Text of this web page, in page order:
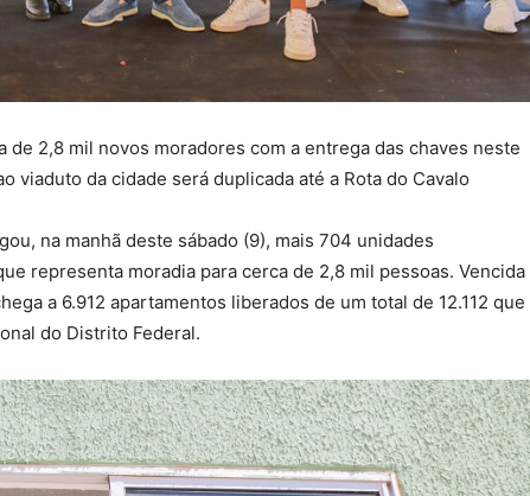
2,8 mil novos moradores com a entrega das chaves neste
viaduto da cidade será duplicada até a Rota do Cavalo
na manhã deste sábado (9), mais 704 unidades
representa moradia para cerca de 2,8 mil pessoas. Vencida
a 6.912 apartamentos liberados de um total de 12.112 que
do Distrito Federal.